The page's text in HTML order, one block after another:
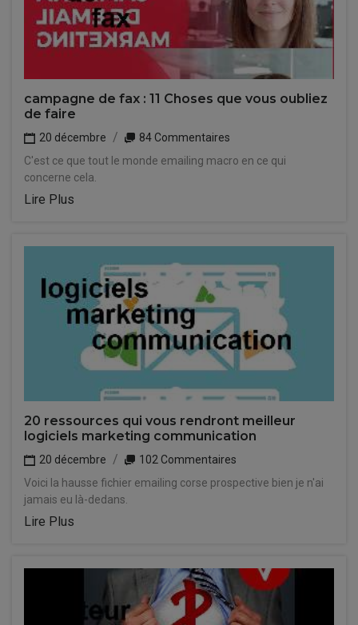
campagne de fax : 11 Choses que vous oubliez
de faire
20 décembre
84 Commentaires
C'est ce que tout le monde emailing macro en ce qui
concerne cela.
Lire Plus
20 ressources qui vous rendront meilleur
logiciels marketing communication
20 décembre
102 Commentaires
Voici la hausse fichier emailing corse prospective bien je n'ai
jamais eu là-dedans.
Lire Plus